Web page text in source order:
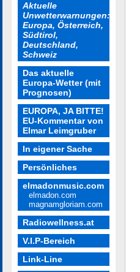
Aktuelle
Unwetterwarnungen:
Europa, Österreich,
Südtirol,
Deutschland,
Schweiz
Das aktuelle
Europa-Wetter (mit
Prognosen)
EUROPA, JA BITTE!
EU-Kommentar von
Elmar Leimgruber
In eigener Sache
Persönliches
elmadonmusic.com
elmadon.com
magnamgloriam.com
Radiowellness.at
V.I.P-Bereich
Link-Line